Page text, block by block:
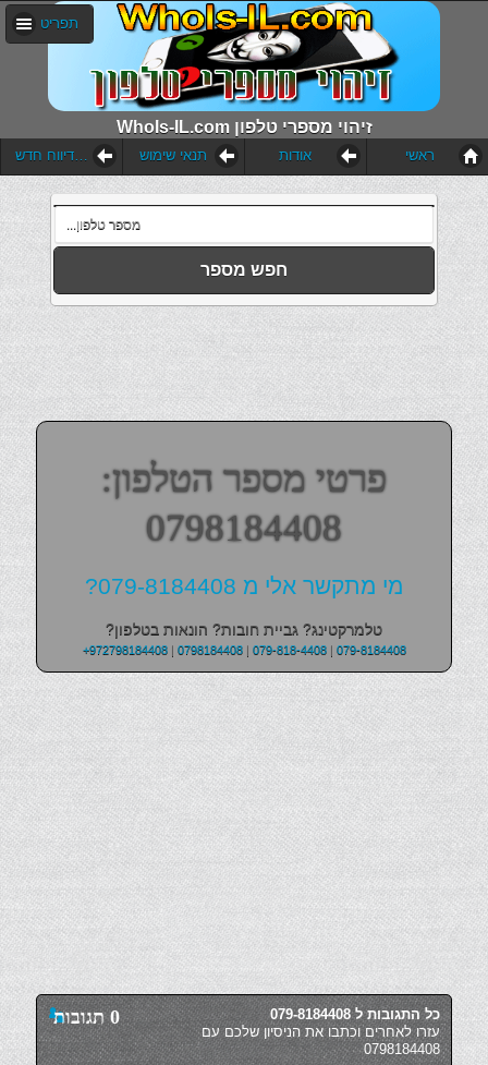
WhoIs-IL.com זיהוי מספרי טלפון
תפריט
הוסף דיווח חדש תנאי שימוש אודות ראשי
חפש מספר
פרטי מספר הטלפון:
0798184408
מי מתקשר אלי מ 079-8184408?
טלמרקטינג? גביית חובות? הונאות בטלפון?
+972798184408| 0798184408| 079-818-4408| 079-8184408
0 תגובות
כל התגובות ל 079-8184408
עזרו לאחרים וכתבו את הניסיון שלכם עם
0798184408